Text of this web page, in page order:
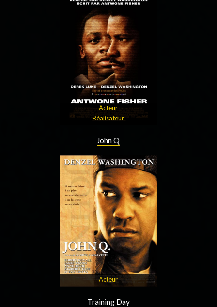
Acteur
Réalisateur
John Q
Acteur
Training Day